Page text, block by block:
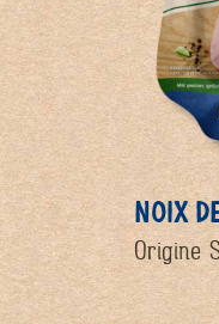
NOIX
Origine